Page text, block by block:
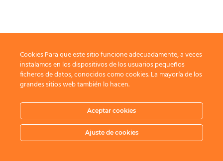
Cookies Para que este sitio funcione adecuadamente, a veces
instalamos en los dispositivos de los usuarios pequeños
ficheros de datos, conocidos como cookies. La mayoría de los
grandes sitios web también lo hacen.
Aceptar cookies
Ajuste de cookies